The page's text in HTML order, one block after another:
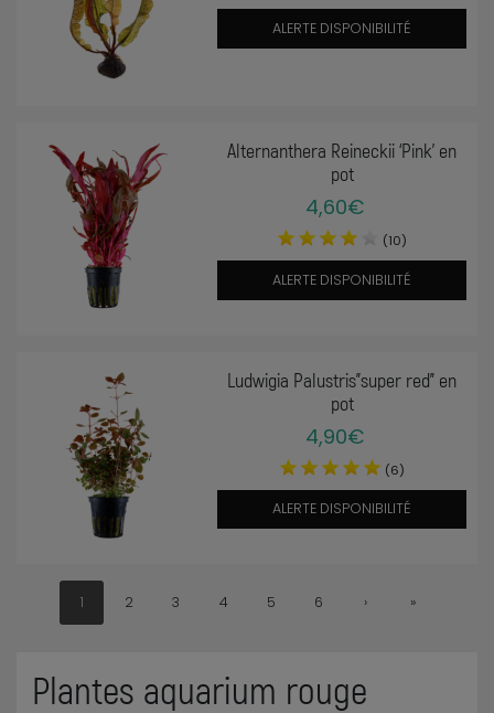
Plantes aquarium rouge
ALERTE DISPONIBILITÉ
Alternanthera Reineckii ‘Pink’ en
pot
4,60€
(10)
ALERTE DISPONIBILITÉ
Ludwigia Palustris"super red" en
pot
4,90€
(6)
ALERTE DISPONIBILITÉ
1 2 3 4 5 6 › »